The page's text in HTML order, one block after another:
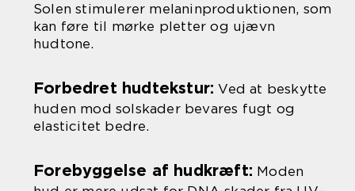
Solen stimulerer melaninproduktionen, som
kan føre til mørke pletter og ujævn
hudtone.
Forbedret hudtekstur: Ved at beskytte
huden mod solskader bevares fugt og
elasticitet bedre.
Forebyggelse af hudkræft: Moden